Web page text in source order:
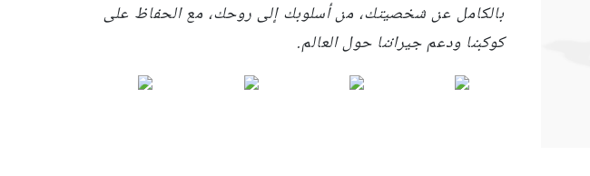
بالكامل عن شخصيتك، من أسلوبك إلى روحك، مع الحفاظ على
كوكبنا ودعم جيراننا حول العالم.